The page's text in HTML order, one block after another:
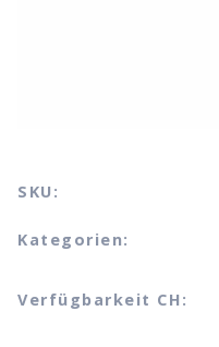
SKU:
Kategorien:
Verfügbarkeit CH: